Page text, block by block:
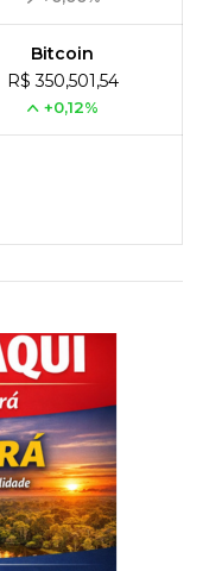
Bitcoin
R$ 350,501,54
+0,12%